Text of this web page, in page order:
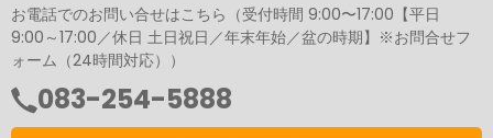
お電話でのお問い合せはこちら（受付時間 9:00〜17:00【平日
9:00～17:00／休日 土日祝日／年末年始／盆の時期】※お問合せフ
ォーム（24時間対応））
083-254-5888